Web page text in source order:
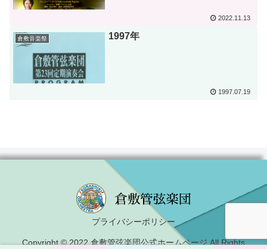
2022.11.13
倉敷音楽祭 1997年
1997.07.19
プライバシーポリシー
Copyright © 2022 倉敷管弦楽団公式ホームページ All Rights